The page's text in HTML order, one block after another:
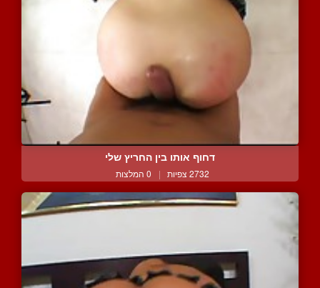
דחוף אותו בין החריץ שלי
2732 צפיות | 0 המלצות